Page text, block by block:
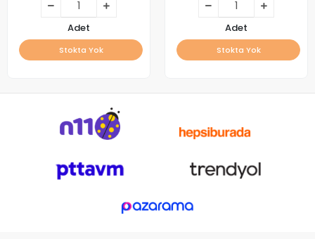
Adet
Stokta Yok
Adet
Stokta Yok